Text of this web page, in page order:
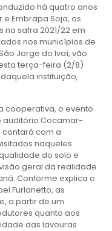
há quatro anos
Embrapa Soja, os
safra 2021/22 em
nos municípios de
Jorge do Ivaí, vão
terça-feira (2/8)
instituição,
cooperativa, o evento
auditório Cocamar-
contará com a
naqueles
do solo e
geral da realidade
Conforme explica o
Furlanetto, as
a partir de um
quanto aos
das lavouras.